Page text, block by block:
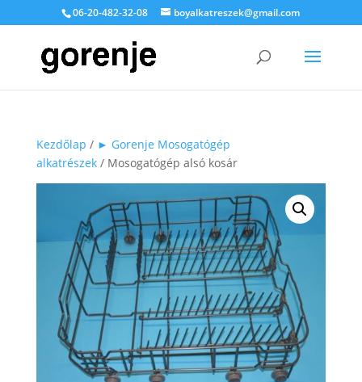
06-20-482-32-08 boyalkatreszek@gmail.com
Kezdőlap / ► Gorenje Mosogatógép
alkatrészek/ Mosogatógép alsó kosár